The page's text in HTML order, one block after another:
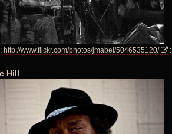
http://www.flickr.com/photos/jmabel/5046535120/ :
Hill